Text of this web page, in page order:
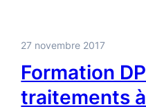
27 novembre 2017
Formation
traitements